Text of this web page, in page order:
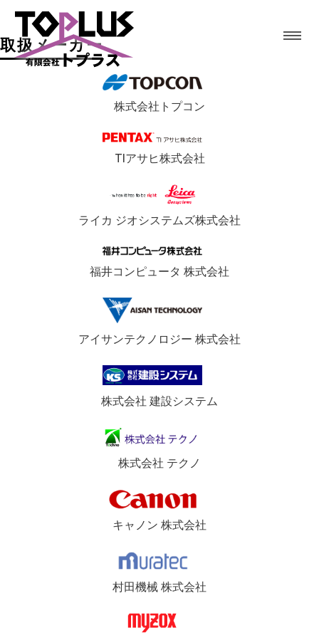
取扱メーカー
株式会社トプコン
TIアサヒ株式会社
ライカ ジオシステムズ株式会社
福井コンピュータ 株式会社
アイサンテクノロジー 株式会社
株式会社 建設システム
株式会社 テクノ
キャノン 株式会社
村田機械 株式会社